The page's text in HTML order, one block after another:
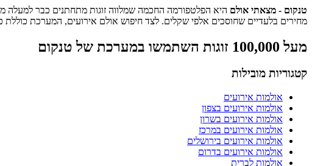
טנקום - מצאתי אולם היא הפלטפורמה החכמה שמלווה זוגות מתחתנים כבר למעלה
מחירים בלעדיים שחוסכים אלפי שקלים. לצד חיפוש אולם אירועים, המערכת כוללת
מעל 100,000 זוגות השתמשו במערכת של טנקום
קטגוריות מובילות
אולמות אירועים
אולמות אירועים בצפון
אולמות אירועים בשרון
אולמות אירועים במרכז
אולמות אירועים בירושלים
אולמות אירועים בדרום
אולמות לברית